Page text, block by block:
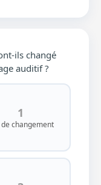
ils changé
auditif ?
1
de changement